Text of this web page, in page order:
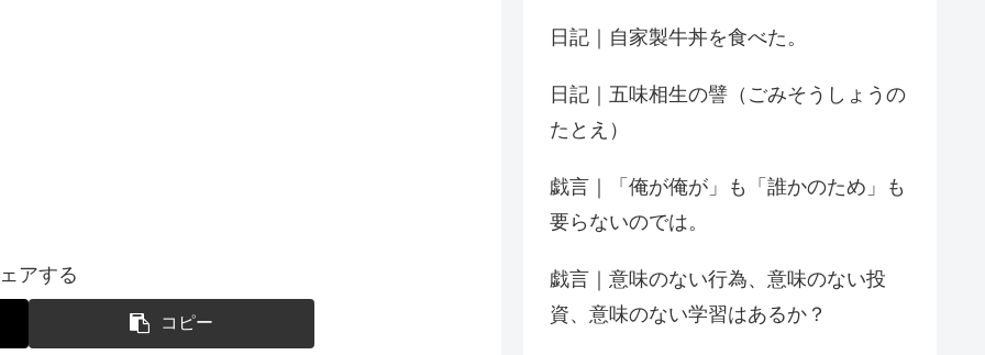
アする
コピー
日記｜自家製牛丼を食べた。
日記｜五味相生の譬（ごみそうしょうの
たとえ）
戯言｜「俺が俺が」も「誰かのため」も
要らないのでは。
戯言｜意味のない行為、意味のない投
資、意味のない学習はあるか？